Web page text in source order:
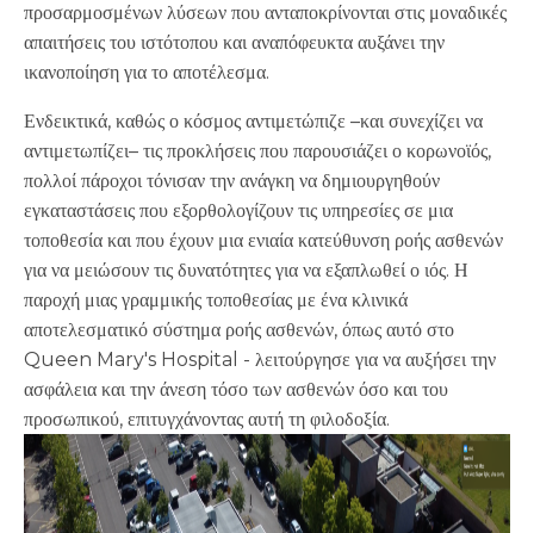
προσαρμοσμένων λύσεων που ανταποκρίνονται στις μοναδικές
απαιτήσεις του ιστότοπου και αναπόφευκτα αυξάνει την
ικανοποίηση για το αποτέλεσμα.
Ενδεικτικά, καθώς ο κόσμος αντιμετώπιζε –και συνεχίζει να
αντιμετωπίζει– τις προκλήσεις που παρουσιάζει ο κορωνοϊός,
πολλοί πάροχοι τόνισαν την ανάγκη να δημιουργηθούν
εγκαταστάσεις που εξορθολογίζουν τις υπηρεσίες σε μια
τοποθεσία και που έχουν μια ενιαία κατεύθυνση ροής ασθενών
για να μειώσουν τις δυνατότητες για να εξαπλωθεί ο ιός. Η
παροχή μιας γραμμικής τοποθεσίας με ένα κλινικά
αποτελεσματικό σύστημα ροής ασθενών, όπως αυτό στο
Queen Mary's Hospital - λειτούργησε για να αυξήσει την
ασφάλεια και την άνεση τόσο των ασθενών όσο και του
προσωπικού, επιτυγχάνοντας αυτή τη φιλοδοξία.